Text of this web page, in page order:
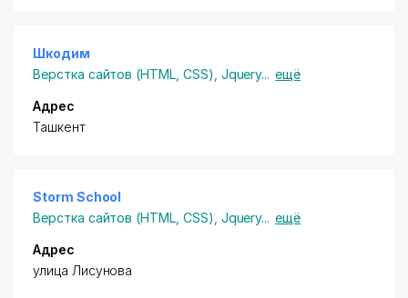
Шкодим
Верстка сайтов (HTML, CSS) Jquery... ещё
Адрес
Ташкент
Storm School
Верстка сайтов (HTML, CSS) Jquery... ещё
Адрес
улица Лисунова